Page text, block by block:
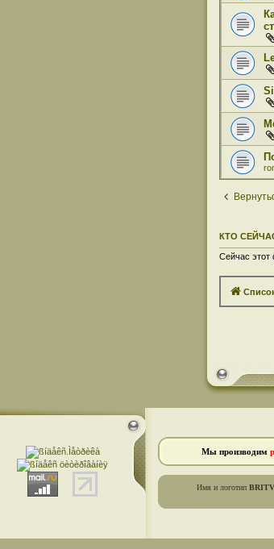
КТО
Сейчас этот
Мы производим
Имя и логотип